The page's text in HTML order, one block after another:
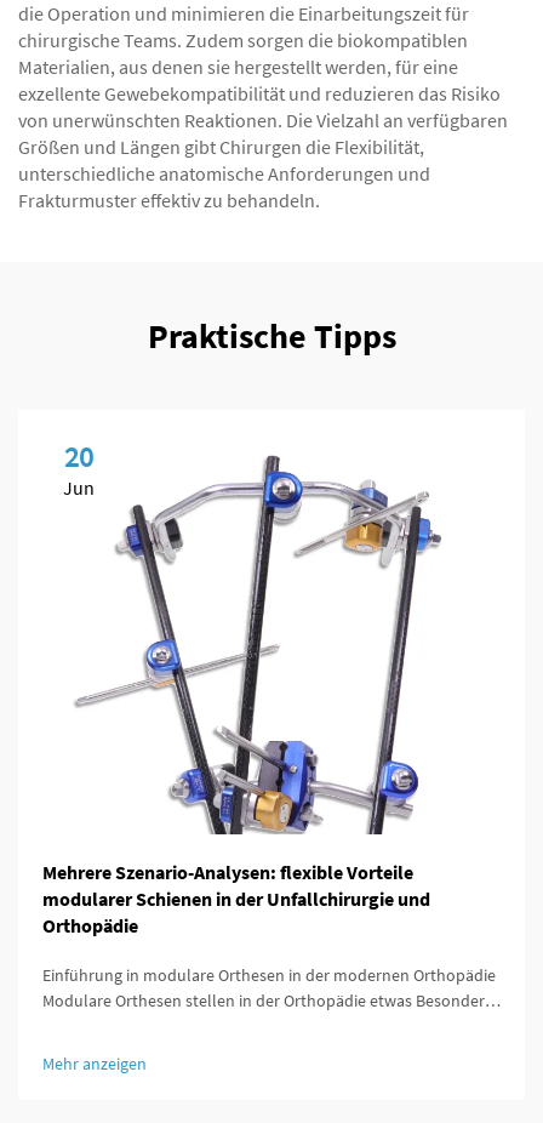
die Operation und minimieren die Einarbeitungszeit für
chirurgische Teams. Zudem sorgen die biokompatiblen
Materialien, aus denen sie hergestellt werden, für eine
exzellente Gewebekompatibilität und reduzieren das Risiko
von unerwünschten Reaktionen. Die Vielzahl an verfügbaren
Größen und Längen gibt Chirurgen die Flexibilität,
unterschiedliche anatomische Anforderungen und
Frakturmuster effektiv zu behandeln.
Praktische Tipps
20
Jun
Mehrere Szenario-Analysen: flexible Vorteile
modularer Schienen in der Unfallchirurgie und
Orthopädie
Einführung in modulare Orthesen in der modernen Orthopädie
Modulare Orthesen stellen in der Orthopädie etwas Besonderes
diese Orthesen besonders auszeichnet, ist ...
Mehr anzeigen